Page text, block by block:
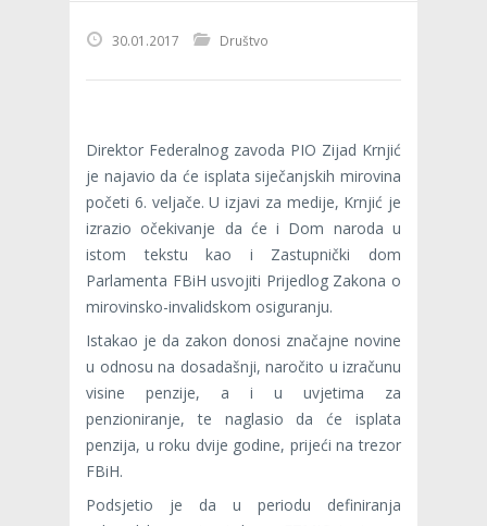
30.01.2017 Društvo
Direktor Federalnog zavoda PIO Zijad Krnjić
je najavio da će isplata siječanjskih mirovina
početi 6. veljače. U izjavi za medije, Krnjić je
izrazio očekivanje da će i Dom naroda u
istom tekstu kao i Zastupnički dom
Parlamenta FBiH usvojiti Prijedlog Zakona o
mirovinsko-invalidskom osiguranju.
Istakao je da zakon donosi značajne novine
u odnosu na dosadašnji, naročito u izračunu
visine penzije, a i u uvjetima za
penzioniranje, te naglasio da će isplata
penzija, u roku dvije godine, prijeći na trezor
FBiH.
Podsjetio je da u periodu definiranja